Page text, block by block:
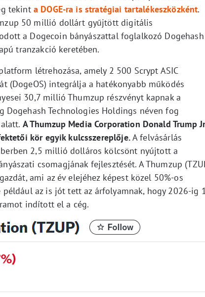
tekint a DOGE-ra is stratégiai tartalékeszközként.
50 millió dollárt gyűjtött digitális
a Dogecoin bányászattal foglalkozó Dogehash
tranzakció keretében.
létrehozása, amely 2 500 Scrypt ASIC
(DogeOS) integrálja a hatékonyabb működés
30,7 millió Thumzup részvényt kapnak a
Dogehash Technologies Holdings néven fog
A Thumzup Media Corporation Donald Trump
kör egyik kulcsszereplője.A felvásárlás
2,5 millió dolláros kölcsönt nyújtott a
csomagjának fejlesztését. A Thumzup
ami az év elejéhez képest közel 50%-os
például az is jót tett az árfolyamnak, hogy 2026-ig
indított el a cég.